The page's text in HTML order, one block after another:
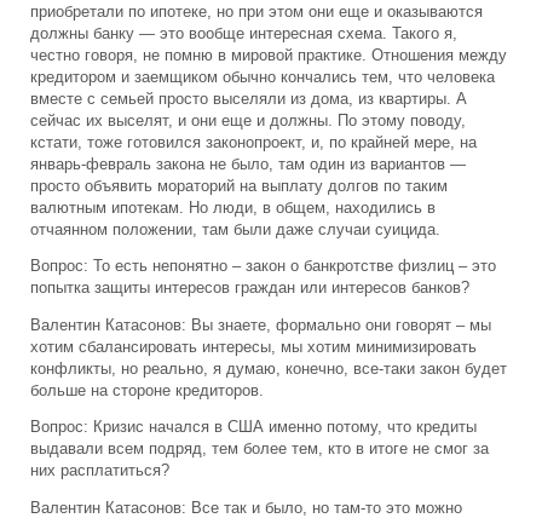
приобретали по ипотеке, но при этом они еще и оказываются
должны банку — это вообще интересная схема. Такого я,
честно говоря, не помню в мировой практике. Отношения между
кредитором и заемщиком обычно кончались тем, что человека
вместе с семьей просто выселяли из дома, из квартиры. А
сейчас их выселят, и они еще и должны. По этому поводу,
кстати, тоже готовился законопроект, и, по крайней мере, на
январь-февраль закона не было, там один из вариантов —
просто объявить мораторий на выплату долгов по таким
валютным ипотекам. Но люди, в общем, находились в
отчаянном положении, там были даже случаи суицида.
Вопрос: То есть непонятно – закон о банкротстве физлиц – это
попытка защиты интересов граждан или интересов банков?
Валентин Катасонов: Вы знаете, формально они говорят – мы
хотим сбалансировать интересы, мы хотим минимизировать
конфликты, но реально, я думаю, конечно, все-таки закон будет
больше на стороне кредиторов.
Вопрос: Кризис начался в США именно потому, что кредиты
выдавали всем подряд, тем более тем, кто в итоге не смог за
них расплатиться?
Валентин Катасонов: Все так и было, но там-то это можно